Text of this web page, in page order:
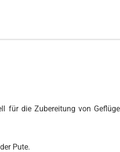
für die Zubereitung von
Pute.